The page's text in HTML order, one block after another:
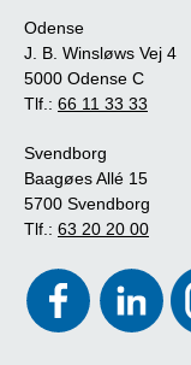
Odense
J. B. Winsløws Vej 4
5000 Odense C
Tlf.: 66 11 33 33
Svendborg
Baagøes Allé 15
5700 Svendborg
Tlf.: 63 20 20 00